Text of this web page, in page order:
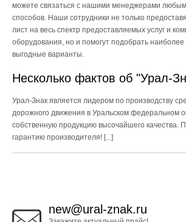
можете связаться с нашими менеджерами
способов. Наши сотрудники не только
лист на весь спектр предоставляемых услуг и
оборудования, но и помогут подобрать
выгодные варианты.
Несколько фактов об "Урал-
Урал-Знак является лидером по производству
дорожного движения в Уральском федеральном
собственную продукцию высочайшего качества.
гарантию производителя! [...]
new@ural-znak.ru